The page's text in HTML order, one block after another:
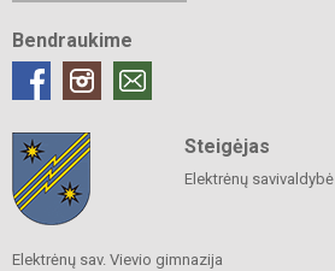
Bendraukime
Steigėjas
Elektrėnų savivaldybė
Elektrėnų sav. Vievio gimnazija